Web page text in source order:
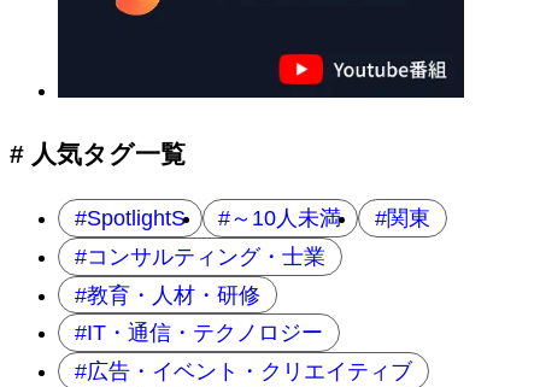
# 人気タグ一覧
SpotlightS ～10人未満
関東
コンサルティング・士業
教育・人材・研修
IT・通信・テクノロジー
広告・イベント・クリエイティブ